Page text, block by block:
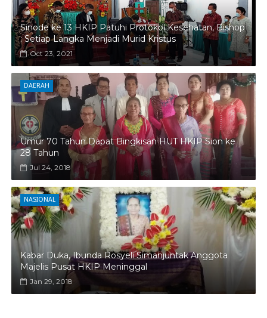
Sinode ke 13 HKIP Patuhi Protokol Kesehatan, Bishop
: Setiap Langka Menjadi Murid Kristus
Oct 23, 2021
DAERAH
Umur 70 Tahun Dapat Bingkisan HUT HKIP Sion ke
28 Tahun
Jul 24, 2018
NASIONAL
Kabar Duka, Ibunda Rosyeli Simanjuntak Anggota
Majelis Pusat HKIP Meninggal
Jan 29, 2018